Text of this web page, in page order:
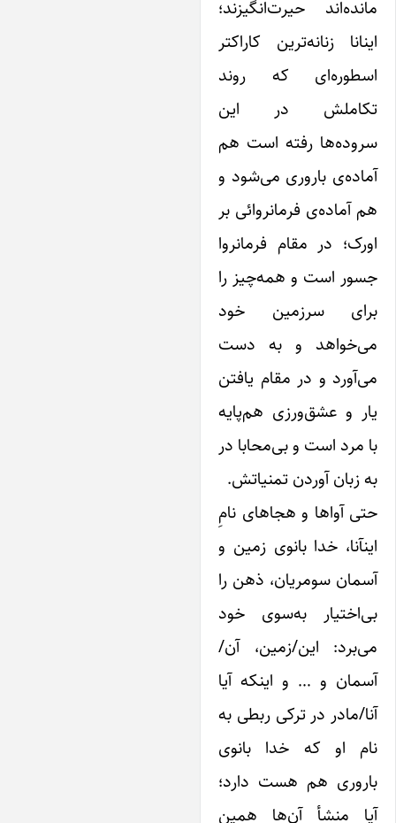
حیرت‌انگیزند؛
زنانه‌ترین کاراکتر
که روند
در این
رفته است هم
باروری می‌شود و
آماده‌ی فرمانروائی بر
در مقام فرمانروا
است و همه‌چیز را
سرزمین خود
و به دست
و در مقام یافتن
و عشق‌ورزی هم‌پایه
مرد است و بی‌محابا در
زبان آوردن تمنیاتش.
آواها و هجاهای نامِ
خدا بانوی زمین و
سومریان، ذهن را
به‌سوی خود
این/زمین، آن/
و … و اینکه آیا
مادر در ترکی ربطی به
او که خدا بانوی
هم هست دارد؛
منشأ آن‌ها همین